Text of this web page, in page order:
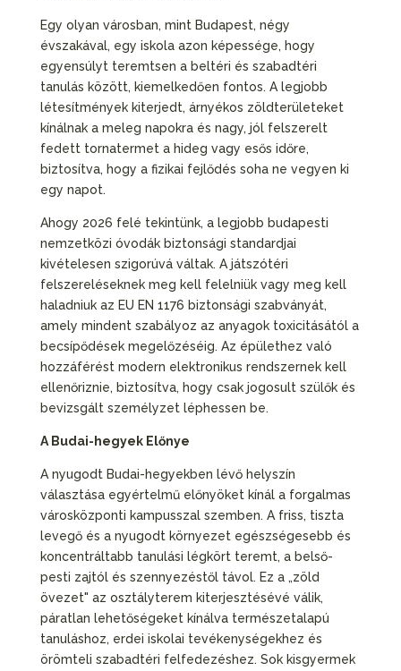
Egy olyan városban, mint Budapest, négy
évszakával, egy iskola azon képessége, hogy
egyensúlyt teremtsen a beltéri és szabadtéri
tanulás között, kiemelkedően fontos. A legjobb
létesítmények kiterjedt, árnyékos zöldterületeket
kínálnak a meleg napokra és nagy, jól felszerelt
fedett tornatermet a hideg vagy esős időre,
biztosítva, hogy a fizikai fejlődés soha ne vegyen ki
egy napot.
Ahogy 2026 felé tekintünk, a legjobb budapesti
nemzetközi óvodák biztonsági standardjai
kivételesen szigorúvá váltak. A játszótéri
felszereléseknek meg kell felelniük vagy meg kell
haladniuk az EU EN 1176 biztonsági szabványát,
amely mindent szabályoz az anyagok toxicitásától a
becsípődések megelőzéséig. Az épülethez való
hozzáférést modern elektronikus rendszernek kell
ellenőriznie, biztosítva, hogy csak jogosult szülők és
bevizsgált személyzet léphessen be.
A Budai-hegyek Előnye
A nyugodt Budai-hegyekben lévő helyszín
választása egyértelmű előnyöket kínál a forgalmas
városközponti kampusszal szemben. A friss, tiszta
levegő és a nyugodt környezet egészségesebb és
koncentráltabb tanulási légkört teremt, a belső-
pesti zajtól és szennyezéstől távol. Ez a „zöld
övezet" az osztályterem kiterjesztésévé válik,
páratlan lehetőségeket kínálva természetalapú
tanuláshoz, erdei iskolai tevékenységekhez és
örömteli szabadtéri felfedezéshez. Sok kisgyermek